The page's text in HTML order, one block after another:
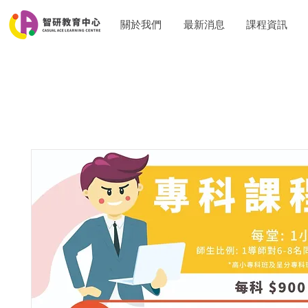
關於我們 最新消息 課程資訊